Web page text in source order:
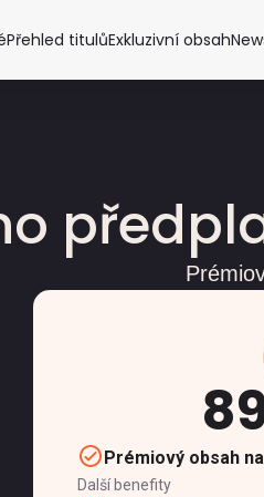
Přehled titulůExkluzivní obsah
Prémiový obsah na
Další benefity